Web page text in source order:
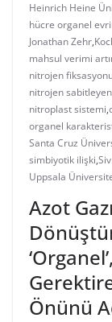
Heinrich Heine
hücre organel
Jonathan Zehr,
mahsul verimi
nitrojen
nitrojen
nitroplast sistemi,
organel
Santa Cruz
simbiyotik ilişki,
Uppsala
Azot
Önünü